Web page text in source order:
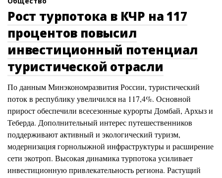
Рост турпотока в КЧР на 117
процентов повысил
инвестиционный потенциал
туристической отрасли
По данным Минэкономразвития России, туристический
поток в республику увеличился на 117,4%. Основной
прирост обеспечили всесезонные курорты Домбай, Архыз и
Теберда. Дополнительный интерес путешественников
поддерживают активный и экологический туризм,
модернизация горнолыжной инфраструктуры и расширение
сети экотроп. Высокая динамика турпотока усиливает
инвестиционную привлекательность региона. Растущий